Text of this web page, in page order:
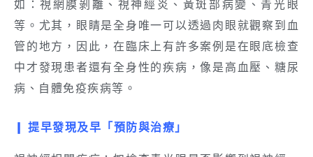
如：視網膜剝離、視神經炎、黃斑部病變、青光眼
等。尤其，眼睛是全身唯一可以透過肉眼就觀察到血
管的地方，因此，在臨床上有許多案例是在眼底檢查
中才發現患者還有全身性的疾病，像是高血壓、糖尿
病、自體免疫疾病等。
❙ 提早發現及早 「預防與治療 」